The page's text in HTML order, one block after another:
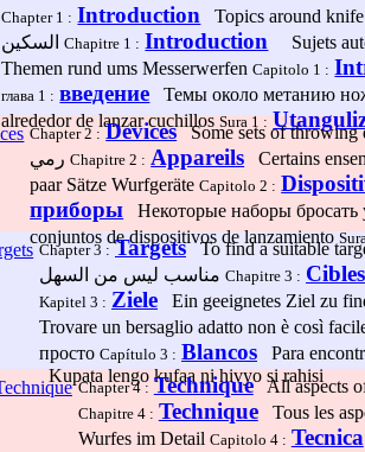
Chapter 1 : Introduction Topics around
السكينChapitre 1 : Introduction Sujets
Themen rund ums MesserwerfenCapitolo 1 :
глава 1 : введение Темы около метанию
alrededor de lanzar cuchillosSura 1 :
Chapter 2 : DevicesSome sets of throwing
رميChapitre 2 : Appareils Certains
paar Sätze WurfgeräteCapitolo 2 :
приборы Некоторые наборы бросать
conjuntos de dispositivos de lanzamiento
Chapter 3 : TargetsTo find a suitable
Chapitre 3 : Cibles
Kapitel 3 : ZieleEin geeignetes Ziel zu
Trovare un bersaglio adatto non è così
просто Capítulo 3 : BlancosPara
Kupata lengo kufaa ni hivyo si rahisi
Chapter 4 : TechniqueAll aspects
Chapitre 4 : TechniqueTous les
Wurfes im Detail Capitolo 4 : Tecnica